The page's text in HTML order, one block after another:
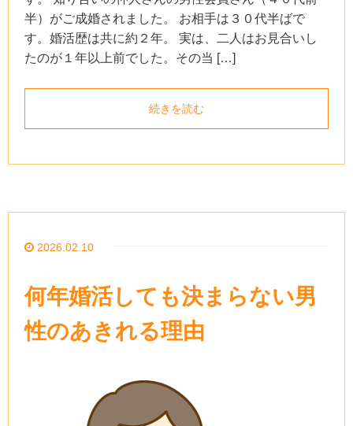
半）がご成婚されました。 お相手は３０代半ばで
す。婚活歴は共に約２年。 実は、二人はお見合いし
たのが１年以上前でした。その当 […]
続きを読む
2026.02.10
何年婚活しても決まらない男
性のあきれる理由